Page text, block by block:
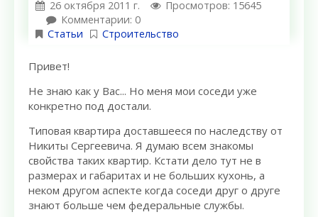
26 октября 2011 г.
Просмотров: 15645
Комментарии: 0
Статьи
Строительство
Привет!
Не знаю как у Вас... Но меня мои соседи уже
конкретно под достали.
Типовая квартира доставшееся по наследству от
Никиты Сергеевича. Я думаю всем знакомы
свойства таких квартир. Кстати дело тут не в
размерах и габаритах и не больших кухонь, а
неком другом аспекте когда соседи друг о друге
знают больше чем федеральные службы.